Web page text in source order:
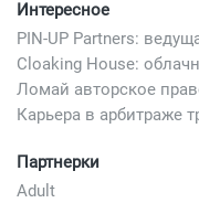
Интересное
Партнерки
Adult